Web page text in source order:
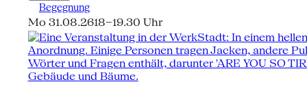
Begegnung
Mo 31.08.2618–19.30 Uhr